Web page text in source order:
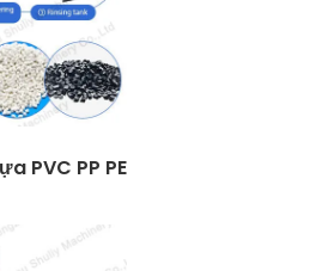
PVC PP PE